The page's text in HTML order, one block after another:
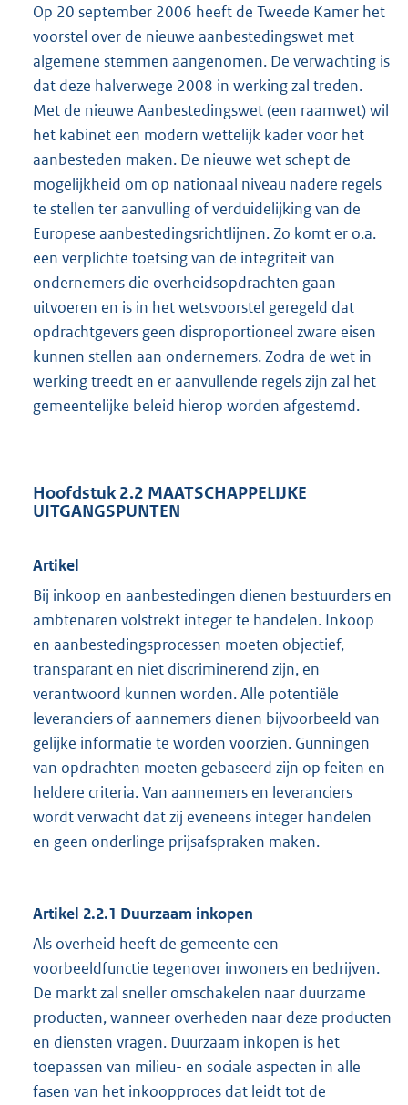
Op 20 september 2006 heeft de Tweede Kamer het
voorstel over de nieuwe aanbestedingswet met
algemene stemmen aangenomen. De verwachting is
dat deze halverwege 2008 in werking zal treden.
Met de nieuwe Aanbestedingswet (een raamwet) wil
het kabinet een modern wettelijk kader voor het
aanbesteden maken. De nieuwe wet schept de
mogelijkheid om op nationaal niveau nadere regels
te stellen ter aanvulling of verduidelijking van de
Europese aanbestedingsrichtlijnen. Zo komt er o.a.
een verplichte toetsing van de integriteit van
ondernemers die overheidsopdrachten gaan
uitvoeren en is in het wetsvoorstel geregeld dat
opdrachtgevers geen disproportioneel zware eisen
kunnen stellen aan ondernemers. Zodra de wet in
werking treedt en er aanvullende regels zijn zal het
gemeentelijke beleid hierop worden afgestemd.
Hoofdstuk 2.2 MAATSCHAPPELIJKE
UITGANGSPUNTEN
Artikel
Bij inkoop en aanbestedingen dienen bestuurders en
ambtenaren volstrekt integer te handelen. Inkoop
en aanbestedingsprocessen moeten objectief,
transparant en niet discriminerend zijn, en
verantwoord kunnen worden. Alle potentiële
leveranciers of aannemers dienen bijvoorbeeld van
gelijke informatie te worden voorzien. Gunningen
van opdrachten moeten gebaseerd zijn op feiten en
heldere criteria. Van aannemers en leveranciers
wordt verwacht dat zij eveneens integer handelen
en geen onderlinge prijsafspraken maken.
Artikel 2.2.1 Duurzaam inkopen
Als overheid heeft de gemeente een
voorbeeldfunctie tegenover inwoners en bedrijven.
De markt zal sneller omschakelen naar duurzame
producten, wanneer overheden naar deze producten
en diensten vragen. Duurzaam inkopen is het
toepassen van milieu- en sociale aspecten in alle
fasen van het inkoopproces dat leidt tot de